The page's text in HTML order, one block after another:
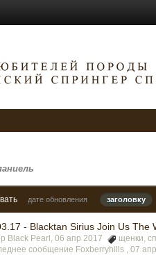
дате обновления заголовку
- Blacktan Sirius Join Us The
Black Pearl, 06 апр 2017
щенки,
сообщение Foxberryhills ,07